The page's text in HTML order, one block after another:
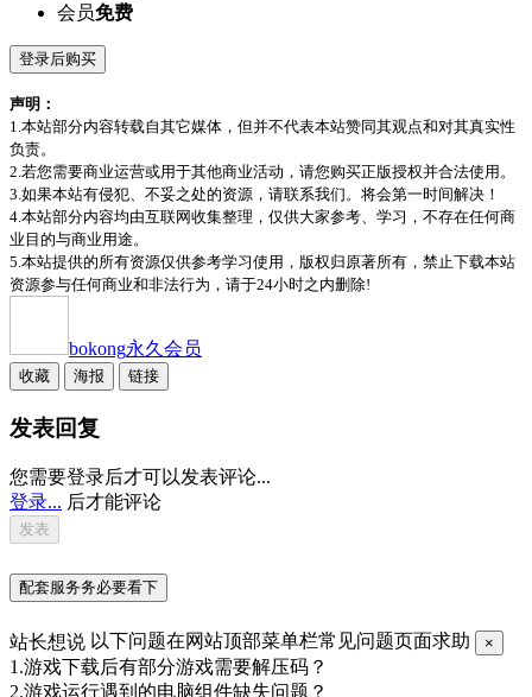
会员免费
登录后购买
声明：
1.本站部分内容转载自其它媒体，但并不代表本站赞同其观点和对其真实性
负责。
2.若您需要商业运营或用于其他商业活动，请您购买正版授权并合法使用。
3.如果本站有侵犯、不妥之处的资源，请联系我们。将会第一时间解决！
4.本站部分内容均由互联网收集整理，仅供大家参考、学习，不存在任何商
业目的与商业用途。
5.本站提供的所有资源仅供参考学习使用，版权归原著所有，禁止下载本站
资源参与任何商业和非法行为，请于24小时之内删除!
bokong永久会员
收藏 海报 链接
发表回复
您需要登录后才可以发表评论...
登录... 后才能评论
配套服务务必要看下
站长想说 以下问题在网站顶部菜单栏常见问题页面求助 ×
1.游戏下载后有部分游戏需要解压码？
2.游戏运行遇到的电脑组件缺失问题？